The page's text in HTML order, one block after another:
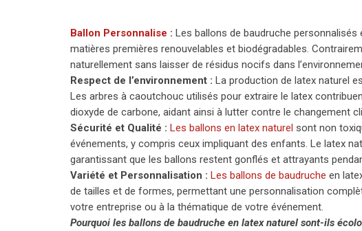
Ballon Personnalise : Les ballons de baudruche
matières premières renouvelables et biodégradables.
naturellement sans laisser de résidus nocifs dans
Respect de l’environnement : La production de latex naturel
Les arbres à caoutchouc utilisés pour extraire le latex
dioxyde de carbone, aidant ainsi à lutter contre le changement
Sécurité et Qualité : Les ballons en latex naturel sont non
événements, y compris ceux impliquant des enfants. Le latex
garantissant que les ballons restent gonflés et attrayants
Variété et Personnalisation : Les ballons de baudruche en
de tailles et de formes, permettant une personnalisation
votre entreprise ou à la thématique de votre événement.
Pourquoi les ballons de baudruche en latex naturel sont-ils